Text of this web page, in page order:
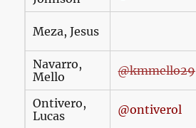
Meza, Jesus
Navarro,
Mello
@kmmello29
Ontivero,
Lucas
@ontiverol